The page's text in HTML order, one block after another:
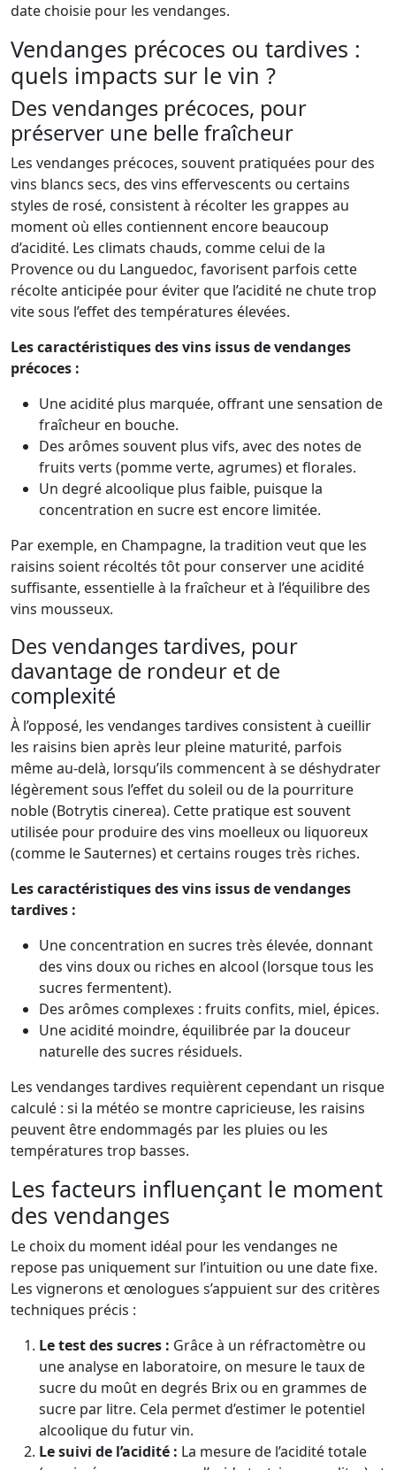
date choisie pour les vendanges.
Vendanges précoces ou tardives :
quels impacts sur le vin ?
Des vendanges précoces, pour
préserver une belle fraîcheur
Les vendanges précoces, souvent pratiquées pour des
vins blancs secs, des vins effervescents ou certains
styles de rosé, consistent à récolter les grappes au
moment où elles contiennent encore beaucoup
d’acidité. Les climats chauds, comme celui de la
Provence ou du Languedoc, favorisent parfois cette
récolte anticipée pour éviter que l’acidité ne chute trop
vite sous l’effet des températures élevées.
Les caractéristiques des vins issus de vendanges
précoces :
Une acidité plus marquée, offrant une sensation de
fraîcheur en bouche.
Des arômes souvent plus vifs, avec des notes de
fruits verts (pomme verte, agrumes) et florales.
Un degré alcoolique plus faible, puisque la
concentration en sucre est encore limitée.
Par exemple, en Champagne, la tradition veut que les
raisins soient récoltés tôt pour conserver une acidité
suffisante, essentielle à la fraîcheur et à l’équilibre des
vins mousseux.
Des vendanges tardives, pour
davantage de rondeur et de
complexité
À l’opposé, les vendanges tardives consistent à cueillir
les raisins bien après leur pleine maturité, parfois
même au-delà, lorsqu’ils commencent à se déshydrater
légèrement sous l’effet du soleil ou de la pourriture
noble (Botrytis cinerea). Cette pratique est souvent
utilisée pour produire des vins moelleux ou liquoreux
(comme le Sauternes) et certains rouges très riches.
Les caractéristiques des vins issus de vendanges
tardives :
Une concentration en sucres très élevée, donnant
des vins doux ou riches en alcool (lorsque tous les
sucres fermentent).
Des arômes complexes : fruits confits, miel, épices.
Une acidité moindre, équilibrée par la douceur
naturelle des sucres résiduels.
Les vendanges tardives requièrent cependant un risque
calculé : si la météo se montre capricieuse, les raisins
peuvent être endommagés par les pluies ou les
températures trop basses.
Les facteurs influençant le moment
des vendanges
Le choix du moment idéal pour les vendanges ne
repose pas uniquement sur l’intuition ou une date fixe.
Les vignerons et œnologues s’appuient sur des critères
techniques précis :
Le test des sucres : Grâce à un réfractomètre ou
une analyse en laboratoire, on mesure le taux de
sucre du moût en degrés Brix ou en grammes de
sucre par litre. Cela permet d’estimer le potentiel
alcoolique du futur vin.
Le suivi de l’acidité : La mesure de l’acidité totale